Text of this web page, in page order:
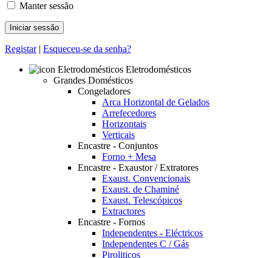
Manter sessão
Registar| Esqueceu-se da senha?
Eletrodomésticos
Grandes Domésticos
Congeladores
Arca Horizontal de Gelados
Arrefecedores
Horizontais
Verticais
Encastre - Conjuntos
Forno + Mesa
Encastre - Exaustor / Extratores
Exaust. Convencionais
Exaust. de Chaminé
Exaust. Telescópicos
Extractores
Encastre - Fornos
Independentes - Eléctricos
Independentes C / Gás
Piroliticos